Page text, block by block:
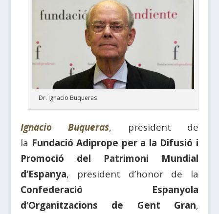
Dr. Ignacio Buqueras
Ignacio Buqueras, president de
la Fundació Adiprope per a la Difusió i
Promoció del Patrimoni Mundial
d’Espanya, president d’honor de la
Confederació Espanyola
d’Organitzacions de Gent Gran,